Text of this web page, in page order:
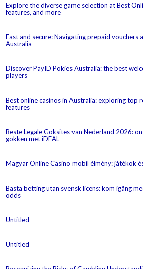
Explore the diverse game selection at Best
features, and more
Fast and secure: Navigating prepaid vouchers
Australia
Discover PayID Pokies Australia: the best
players
Best online casinos in Australia: exploring top
features
Beste Legale Goksites van Nederland 2026:
gokken met iDEAL
Magyar Online Casino mobil élmény: játékok
Bästa betting utan svensk licens: kom igång
odds
Untitled
Untitled